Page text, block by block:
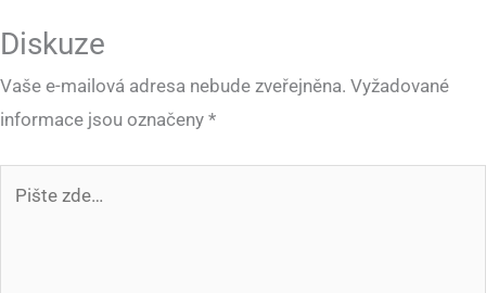
Diskuze
Vaše e-mailová adresa nebude zveřejněna. Vyžadované
informace jsou označeny *